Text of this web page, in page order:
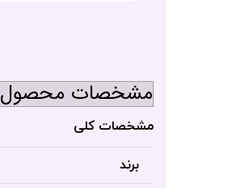
مشخصات محصول
مشخصات کلی
برند